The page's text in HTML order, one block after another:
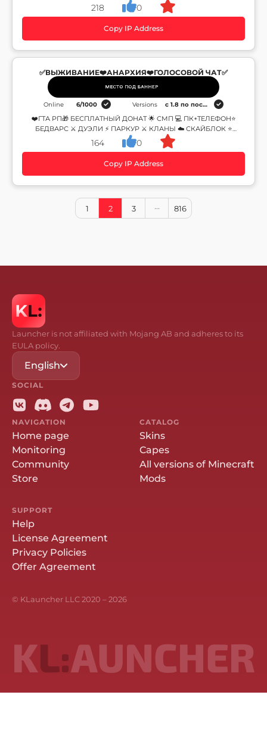
ДОНАТ - /FREE ✔✔ ПЯТЬ РЕЖИМОВ ✔✔
218 0
Copy IP Address
✅ВЫЖИВАНИЕ❤️АНАРХИЯ❤️ГОЛОСОВОЙ ЧАТ✅
Online 6/1000 Versions c 1.8 по последнюю
❤️ГТА РП🎁 БЕСПЛАТНЫЙ ДОНАТ 🌟 СМП 💻 ПК+ТЕЛЕФОН⭐
БЕДВАРС ⚔️ ДУЭЛИ ⚡ ПАРКУР ⚔️ КЛАНЫ ☁️ СКАЙБЛОК ⭐
ПРЯТКИ ⚔️ КОРОЛЕВСКАЯ БИТВА ⭐ МИНИ-ИГРЫ
164 0
Copy IP Address
1 2 3 816
Launcher is not affiliated with Mojang AB and adheres to its
EULA policy.
English
SOCIAL
NAVIGATION
Home page
Monitoring
Community
Store
CATALOG
Skins
Capes
All versions of Minecraft
Mods
SUPPORT
Help
License Agreement
Privacy Policies
Offer Agreement
© KLauncher LLC 2020 –2026
KL:AUNCHER